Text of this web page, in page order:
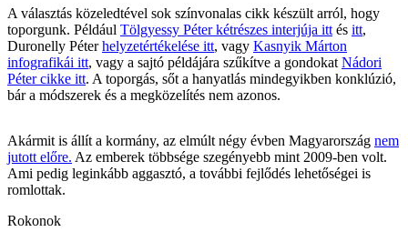
A választás közeledtével sok színvonalas cikk készült arról, hogy
toporgunk. Például Tölgyessy Péter kétrészes interjúja itt és itt,
Duronelly Péterhelyzetértékelése itt, vagy Kasnyik Márton
infografikái itt, vagy a sajtó példájára szűkítve a gondokat Nádori
Péter cikke itt. A toporgás, sőt a hanyatlás mindegyikben konklúzió,
bár a módszerek és a megközelítés nem azonos.
Akármit is állít a kormány, az elmúlt négy évben Magyarország nem
jutott előre. Az emberek többsége szegényebb mint 2009-ben volt.
Ami pedig leginkább aggasztó, a további fejlődés lehetőségei is
romlottak.
Rokonok